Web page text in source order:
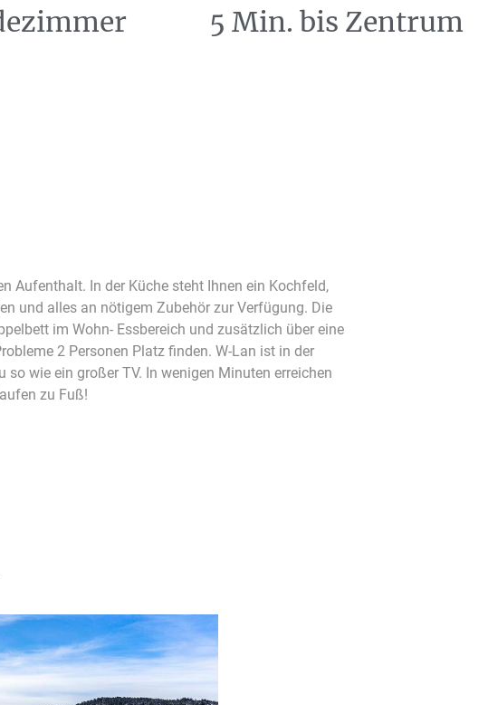
5 Min. bis Zentrum
zu Fuß!